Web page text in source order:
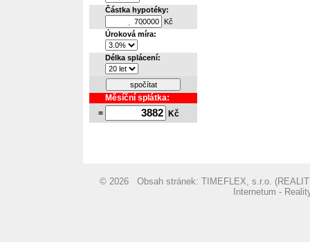
Částka hypotéky:
Kč
.
.
Úroková míra:
Délka splácení:
spočítat
Měsíční splátka:
=
Kč
© 2026 Obsah stránek: TIMEFLEX, s.r.o.
Internetum -